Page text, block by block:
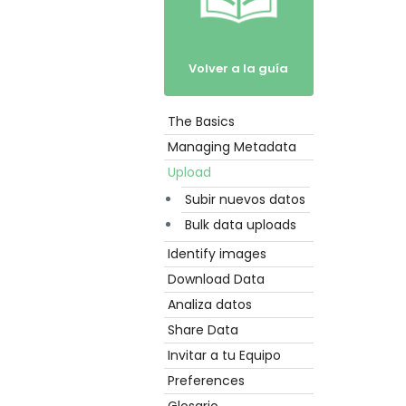
Volver a la guía
Empezar
The Basics
Managing Metadata
Upload
Subir nuevos datos
Bulk data uploads
Identify images
Download Data
Analiza datos
Share Data
Invitar a tu Equipo
Preferences